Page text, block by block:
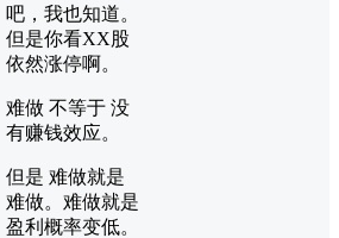
吧，我也知道。
但是你看XX股
依然涨停啊。
难做 不等于 没
有赚钱效应。
但是 难做就是
难做。难做就是
盈利概率变低。